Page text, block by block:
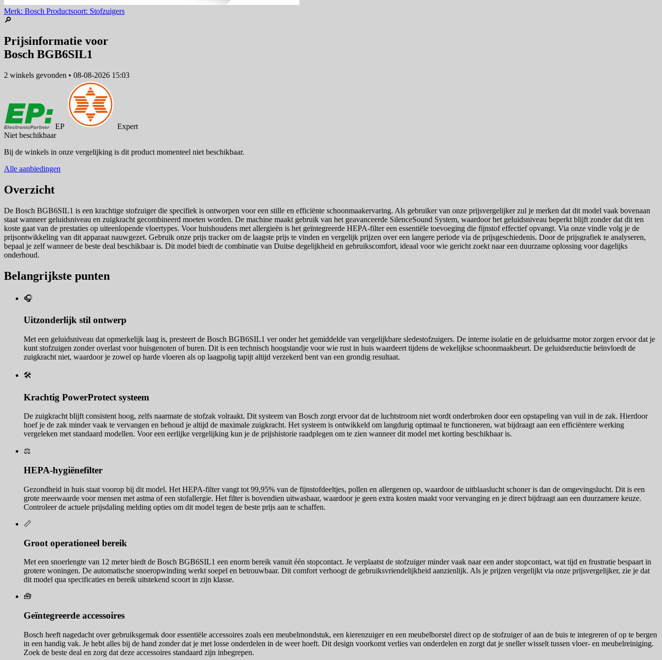
Merk: Bosch Productsoort: Stofzuigers
🔎
Prijsinformatie voor
Bosch BGB6SIL1
2 winkels gevonden • 08-08-2026 15:03
EP
Expert
Niet beschikbaar
Bij de winkels in onze vergelijking is dit product momenteel niet beschikbaar.
Alle aanbiedingen
Overzicht
De Bosch BGB6SIL1 is een krachtige stofzuiger die specifiek is ontworpen voor een stille en efficiënte schoonmaakervaring. Als gebruiker van onze prijsvergelijker zul je merken dat dit model vaak bovenaan
staat wanneer geluidsniveau en zuigkracht gecombineerd moeten worden. De machine maakt gebruik van het geavanceerde SilenceSound System, waardoor het geluidsniveau beperkt blijft zonder dat dit ten
koste gaat van de prestaties op uiteenlopende vloertypes. Voor huishoudens met allergieën is het geïntegreerde HEPA-filter een essentiële toevoeging die fijnstof effectief opvangt. Via onze vindle volg je de
prijsontwikkeling van dit apparaat nauwgezet. Gebruik onze prijs tracker om de laagste prijs te vinden en vergelijk prijzen over een langere periode via de prijsgeschiedenis. Door de prijsgrafiek te analyseren,
bepaal je zelf wanneer de beste deal beschikbaar is. Dit model biedt de combinatie van Duitse degelijkheid en gebruikscomfort, ideaal voor wie gericht zoekt naar een duurzame oplossing voor dagelijks
onderhoud.
Belangrijkste punten
🎧
Uitzonderlijk stil ontwerp
Met een geluidsniveau dat opmerkelijk laag is, presteert de Bosch BGB6SIL1 ver onder het gemiddelde van vergelijkbare sledestofzuigers. De interne isolatie en de geluidsarme motor zorgen ervoor dat je
kunt stofzuigen zonder overlast voor huisgenoten of buren. Dit is een technisch hoogstandje voor wie rust in huis waardeert tijdens de wekelijkse schoonmaakbeurt. De geluidsreductie beïnvloedt de
zuigkracht niet, waardoor je zowel op harde vloeren als op laagpolig tapijt altijd verzekerd bent van een grondig resultaat.
🛠️
Krachtig PowerProtect systeem
De zuigkracht blijft consistent hoog, zelfs naarmate de stofzak volraakt. Dit systeem van Bosch zorgt ervoor dat de luchtstroom niet wordt onderbroken door een opstapeling van vuil in de zak. Hierdoor
hoef je de zak minder vaak te vervangen en behoud je altijd de maximale zuigkracht. Het systeem is ontwikkeld om langdurig optimaal te functioneren, wat bijdraagt aan een efficiëntere werking
vergeleken met standaard modellen. Voor een eerlijke vergelijking kun je de prijshistorie raadplegen om te zien wanneer dit model met korting beschikbaar is.
⚖️
HEPA-hygiënefilter
Gezondheid in huis staat voorop bij dit model. Het HEPA-filter vangt tot 99,95% van de fijnstofdeeltjes, pollen en allergenen op, waardoor de uitblaaslucht schoner is dan de omgevingslucht. Dit is een
grote meerwaarde voor mensen met astma of een stofallergie. Het filter is bovendien uitwasbaar, waardoor je geen extra kosten maakt voor vervanging en je direct bijdraagt aan een duurzamere keuze.
Controleer de actuele prijsdaling melding opties om dit model tegen de beste prijs aan te schaffen.
📏
Groot operationeel bereik
Met een snoerlengte van 12 meter biedt de Bosch BGB6SIL1 een enorm bereik vanuit één stopcontact. Je verplaatst de stofzuiger minder vaak naar een ander stopcontact, wat tijd en frustratie bespaart in
grotere woningen. De automatische snoeropwinding werkt soepel en betrouwbaar. Dit comfort verhoogt de gebruiksvriendelijkheid aanzienlijk. Als je prijzen vergelijkt via onze prijsvergelijker, zie je dat
dit model qua specificaties en bereik uitstekend scoort in zijn klasse.
🧰
Geïntegreerde accessoires
Bosch heeft nagedacht over gebruiksgemak door essentiële accessoires zoals een meubelmondstuk, een kierenzuiger en een meubelborstel direct op de stofzuiger of aan de buis te integreren of op te bergen
in een handig vak. Je hebt alles bij de hand zonder dat je met losse onderdelen in de weer hoeft. Dit design voorkomt verlies van onderdelen en zorgt dat je sneller wisselt tussen vloer- en meubelreiniging.
Zoek de beste deal en zorg dat deze accessoires standaard zijn inbegrepen.